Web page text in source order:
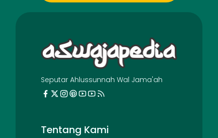
Seputar Ahlussunnah Wal Jama'ah
Tentang Kami